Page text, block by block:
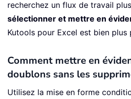
recherchez un flux de travail
sélectionner et mettre en
Kutools pour Excel est bien plus
Comment mettre en
doublons sans les
Utilisez la mise en forme